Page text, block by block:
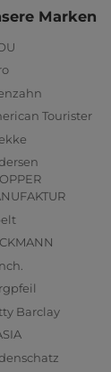
Marken
Tourister
Barclay